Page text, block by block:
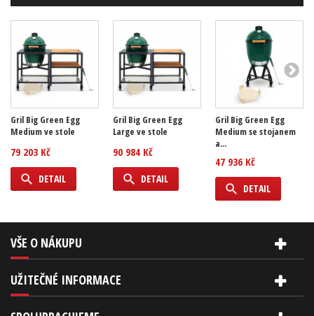
Gril Big Green Egg
Medium ve stole
79 203 Kč
DETAIL
Gril Big Green Egg
Large ve stole
90 984 Kč
DETAIL
Gril Big Green Egg
Medium se stojanem
a...
47 936 Kč
DETAIL
VŠE O NÁKUPU
UŽITEČNÉ INFORMACE